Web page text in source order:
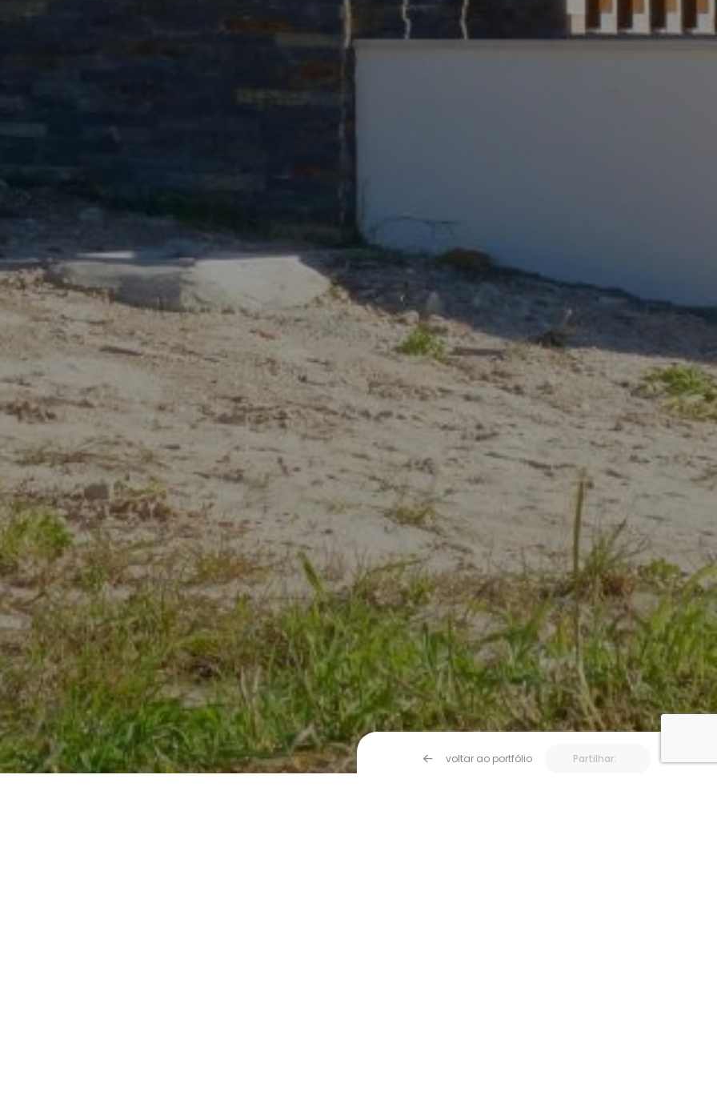
voltar ao portfólio Partilhar: